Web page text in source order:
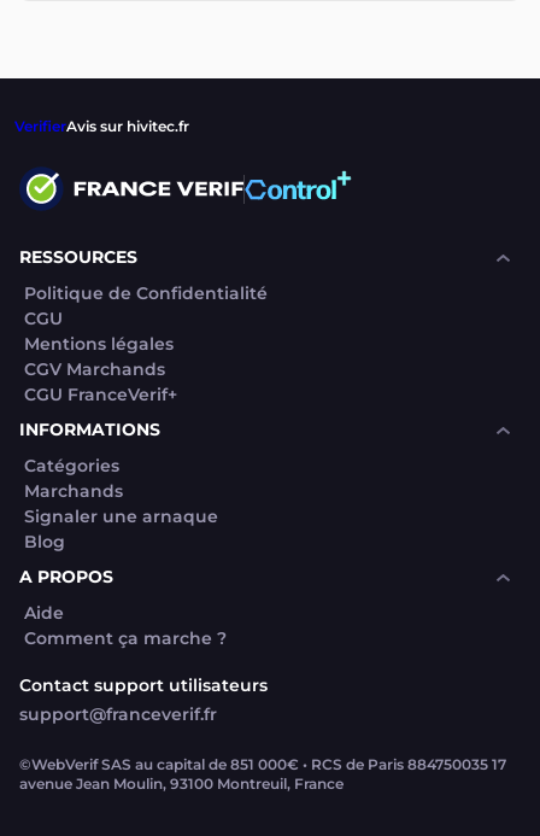
VerifierAvis sur hivitec.fr
RESSOURCES
Politique de Confidentialité
CGU
Mentions légales
CGV Marchands
CGU FranceVerif+
INFORMATIONS
Catégories
Marchands
Signaler une arnaque
Blog
A PROPOS
Aide
Comment ça marche ?
Contact support utilisateurs
support@franceverif.fr
©WebVerif SAS au capital de 851 000€ • RCS de Paris 884750035 17
avenue Jean Moulin, 93100 Montreuil, France